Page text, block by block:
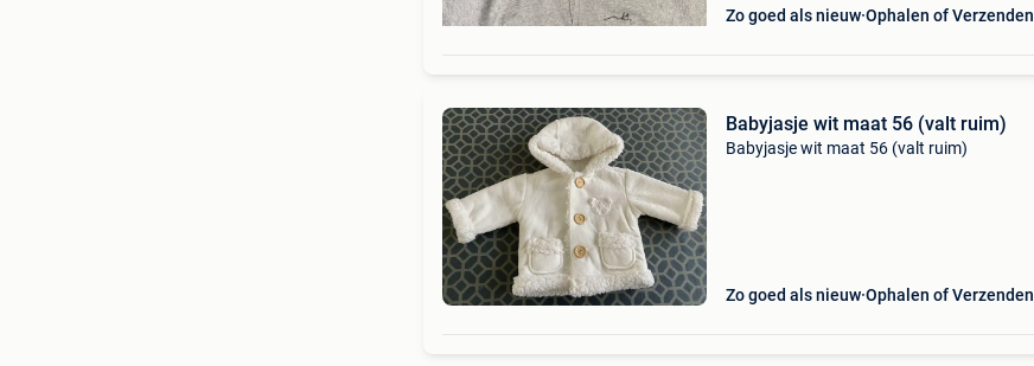
Zo goed als nieuw Ophalen of Verzenden
Babyjasje wit maat 56 (valt ruim)
Babyjasje wit maat 56 (valt ruim)
Zo goed als nieuw Ophalen of Verzenden